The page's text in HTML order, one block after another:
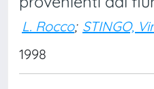
L. Rocco; STINGO,
1998